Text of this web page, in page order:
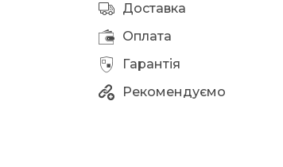
Доставка
Оплата
Гарантія
Рекомендуємо